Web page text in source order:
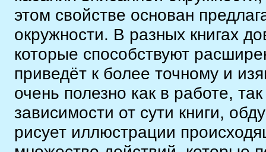
этом свойстве основан
окружности. В разных книгах
которые способствуют
приведёт к более точному и
очень полезно как в работе,
зависимости от сути книги,
рисует иллюстрации